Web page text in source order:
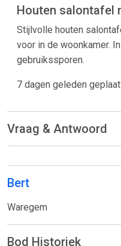
Houten salontafel
Stijlvolle houten
voor in de woonkamer.
gebruikssporen.
7 dagen geleden
Vraag & Antwoord
Bert
Waregem
Bod Historiek